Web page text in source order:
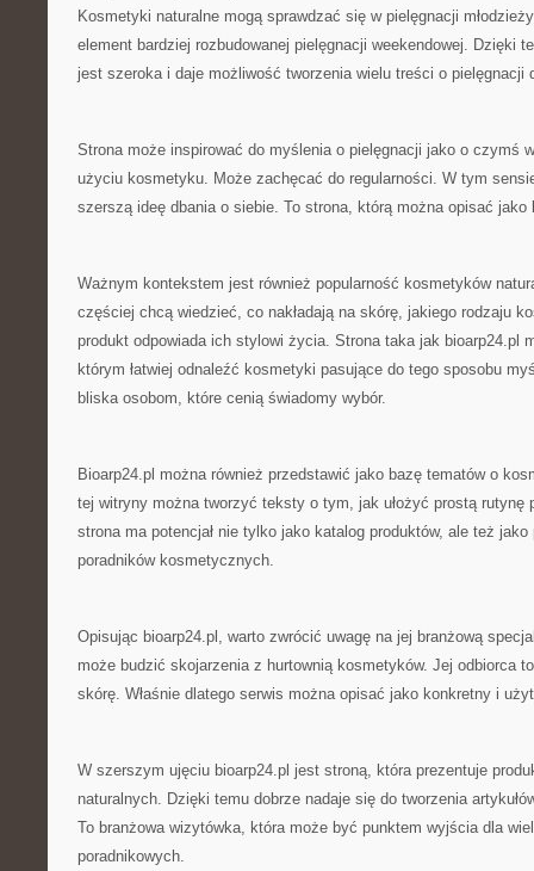
Kosmetyki naturalne mogą sprawdzać się w pielęgnacji
element bardziej rozbudowanej pielęgnacji weekendowej. Dzięki
jest szeroka i daje możliwość tworzenia wielu treści o pielęgnacji
Strona może inspirować do myślenia o pielęgnacji jako o czymś
użyciu kosmetyku. Może zachęcać do regularności. W tym
szerszą ideę dbania o siebie. To strona, którą można opisać jako
Ważnym kontekstem jest również popularność kosmetyków
częściej chcą wiedzieć, co nakładają na skórę, jakiego rodzaju
produkt odpowiada ich stylowi życia. Strona taka jak bioarp24.pl
którym łatwiej odnaleźć kosmetyki pasujące do tego sposobu
bliska osobom, które cenią świadomy wybór.
Bioarp24.pl można również przedstawić jako bazę tematów o
tej witryny można tworzyć teksty o tym, jak ułożyć prostą rutynę
strona ma potencjał nie tylko jako katalog produktów, ale też
poradników kosmetycznych.
Opisując bioarp24.pl, warto zwrócić uwagę na jej branżową
może budzić skojarzenia z hurtownią kosmetyków. Jej odbiorca
skórę. Właśnie dlatego serwis można opisać jako konkretny i
W szerszym ujęciu bioarp24.pl jest stroną, która prezentuje
naturalnych. Dzięki temu dobrze nadaje się do tworzenia
To branżowa wizytówka, która może być punktem wyjścia dla
poradnikowych.